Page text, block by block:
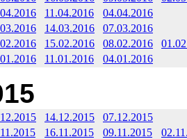
11.04.2016
04.04.2016
14.03.2016
07.03.2016
15.02.2016 08.02.2016
11.01.2016 04.01.2016
14.12.2015
07.12.2015
16.11.2015 09.11.2015